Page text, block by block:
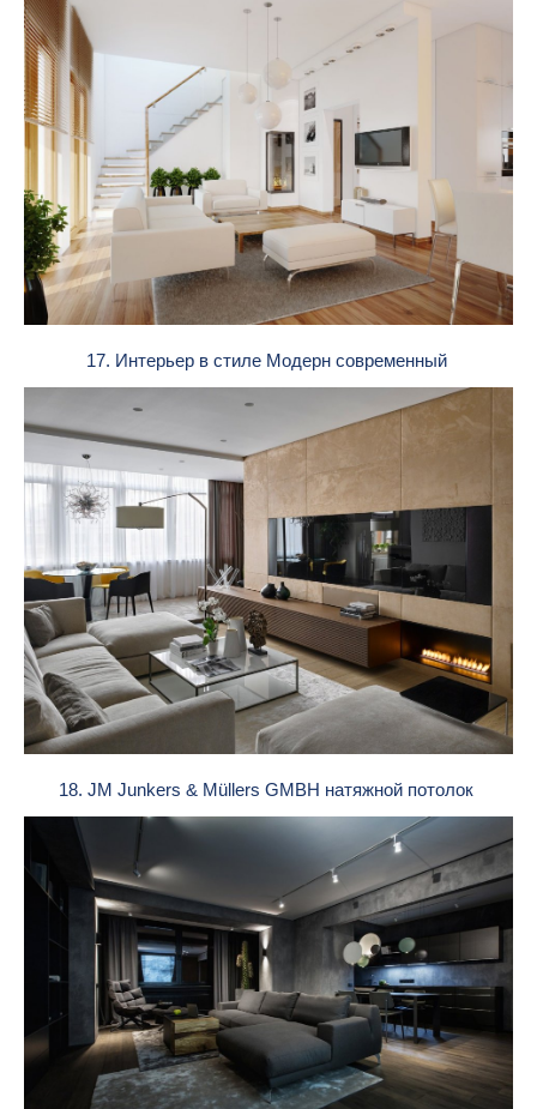
17. Интерьер в стиле Модерн современный
18. JM Junkers & Müllers GMBH натяжной потолок